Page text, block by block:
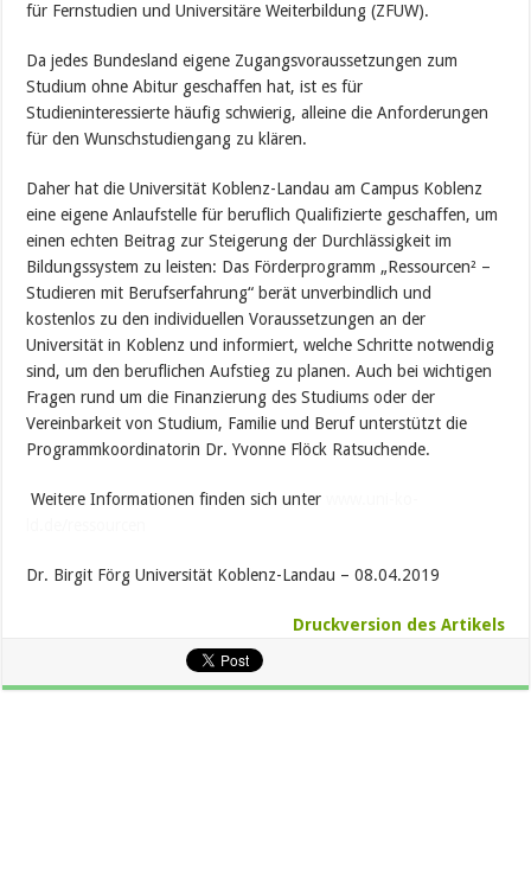
für Fernstudien und Universitäre Weiterbildung (ZFUW).
Da jedes Bundesland eigene Zugangsvoraussetzungen zum
Studium ohne Abitur geschaffen hat, ist es für
Studieninteressierte häufig schwierig, alleine die Anforderungen
für den Wunschstudiengang zu klären.
Daher hat die Universität Koblenz-Landau am Campus Koblenz
eine eigene Anlaufstelle für beruflich Qualifizierte geschaffen, um
einen echten Beitrag zur Steigerung der Durchlässigkeit im
Bildungssystem zu leisten: Das Förderprogramm „Ressourcen² –
Studieren mit Berufserfahrung“ berät unverbindlich und
kostenlos zu den individuellen Voraussetzungen an der
Universität in Koblenz und informiert, welche Schritte notwendig
sind, um den beruflichen Aufstieg zu planen. Auch bei wichtigen
Fragen rund um die Finanzierung des Studiums oder der
Vereinbarkeit von Studium, Familie und Beruf unterstützt die
Programmkoordinatorin Dr. Yvonne Flöck Ratsuchende.
Weitere Informationen finden sich unter
Dr. Birgit Förg Universität Koblenz-Landau – 08.04.2019
Druckversion des Artikels